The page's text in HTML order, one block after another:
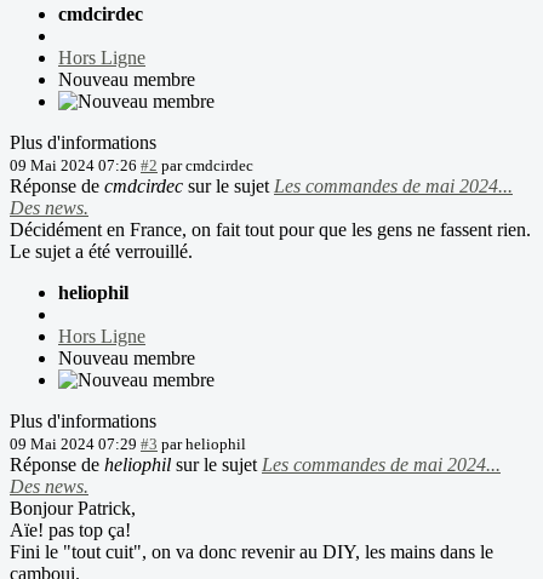
cmdcirdec
Hors Ligne
Nouveau membre
Plus d'informations
09 Mai 2024 07:26 #2 parcmdcirdec
Réponse de cmdcirdec sur le sujet Les commandes de mai 2024...
Des news.
Décidément en France, on fait tout pour que les gens ne fassent rien.
Le sujet a été verrouillé.
heliophil
Hors Ligne
Nouveau membre
Plus d'informations
09 Mai 2024 07:29 #3 parheliophil
Réponse de heliophil sur le sujet Les commandes de mai 2024...
Des news.
Bonjour Patrick,
Aïe! pas top ça!
Fini le "tout cuit", on va donc revenir au DIY, les mains dans le
camboui.